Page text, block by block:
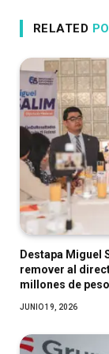
RELATED
Destapa Miguel
remover al
millones de
JUNIO 19, 2026